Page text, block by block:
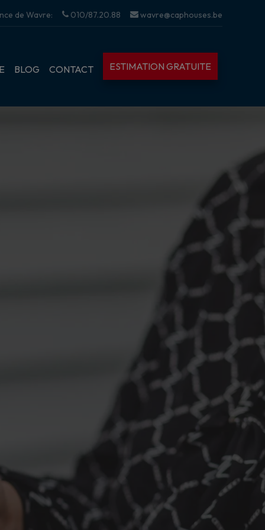
de Wavre: 010/87.20.88 wavre@caphouses.be
BLOG CONTACT ESTIMATION GRATUITE